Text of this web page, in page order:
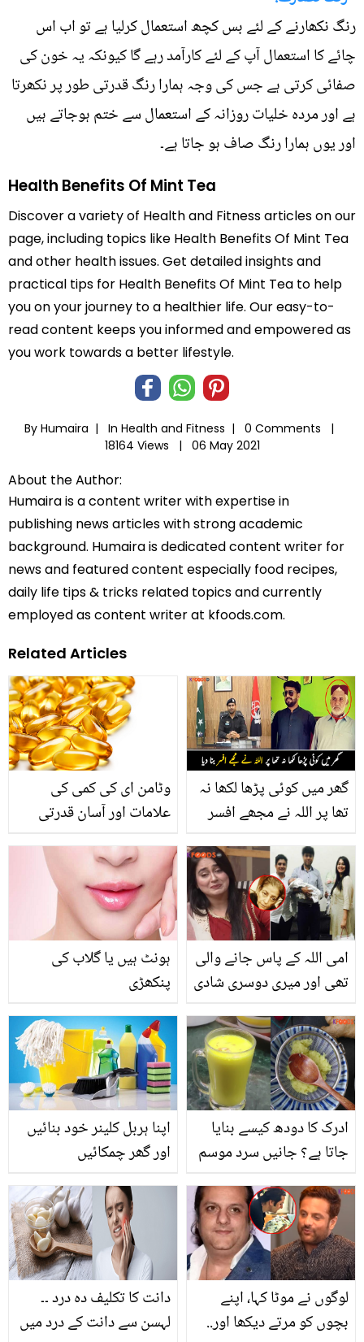
رنگ نکھارنے کے لئے بس کچھ استعمال کرلیا ہے تو اب اس
چائے کا استعمال آپ کے لئے کارآمد رہے گا کیونکہ یہ خون کی
صفائی کرتی ہے جس کی وجہ ہمارا رنگ قدرتی طور پر نکھرتا
ہے اور مردہ خلیات روزانہ کے استعمال سے ختم ہوجاتے ہیں
اور یوں ہمارا رنگ صاف ہو جاتا ہے۔
Health Benefits Of Mint Tea
Discover a variety of Health and Fitness articles on our
page, including topics like Health Benefits Of Mint Tea
and other health issues. Get detailed insights and
practical tips for Health Benefits Of Mint Tea to help
you on your journey to a healthier life. Our easy-to-
read content keeps you informed and empowered as
you work towards a better lifestyle.
By Humaira | In Health and Fitness |
0 Comments |
18164 Views |
06 May 2021
About the Author:
Humaira is a content writer with expertise in
publishing news articles with strong academic
background. Humaira is dedicated content writer for
news and featured content especially food recipes,
daily life tips & tricks related topics and currently
employed as content writer at kfoods.com.
Related Articles
وٹامن ای کی کمی کی
علامات اور آسان قدرتی
گھر میں کوئی پڑھا لکھا نہ
تھا پر اللہ نے مجھے افسر
پہلی مرتبہ بیٹے کو افسر بنا
دیکھا تو کھیتوں میں کیا
کام کیا؟ دیکھیں
ہونٹ ہیں یا گلاب کی
پنکھڑی
امی اللہ کے پاس جانے والی
تھی اور میری دوسری شادی
دوسری شادی کیوں کی اور
ماں نے مرتے وقت کس
خواہش کا اظہار کیا؟
اپنا ہربل کلینر خود بنائیں
اور گھر چمکائیں
ادرک کا دودھ کیسے بنایا
جاتا ہے؟ جانیں سرد موسم
فائدے
دانت کا تکلیف دہ درد ۔۔
لہسن سے دانت کے درد میں
لوگوں نے موٹا کہا، اپنے
بچوں کو مرتے دیکھا اور..